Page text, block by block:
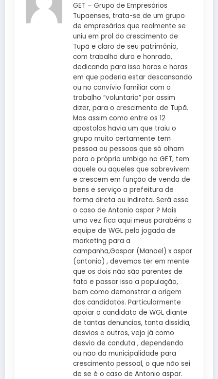
GET – Grupo de Empresários
Tupaenses, trata-se de um grupo
de empresários que realmente se
uniu em prol do crescimento de
Tupã e claro de seu patrimônio,
com trabalho duro e honrado,
dedicando para isso horas e horas
em que poderia estar descansando
ou no convívio familiar com o
trabalho “voluntario” por assim
dizer, para o crescimento de Tupã.
Mas assim como entre os 12
apostolos havia um que traiu o
grupo muito certamente tem
pessoa ou pessoas que só olham
para o próprio umbigo no GET, tem
aquele ou aqueles que sobrevivem
e crescem em função de venda de
bens e serviço a prefeitura de
forma direta ou indireta. Será esse
o caso de Antonio aspar ? Mais
uma vez fica aqui meus parabéns a
equipe de WGL pela jogada de
marketing para a
campanha,Gaspar (Manoel) x aspar
(antonio) , devemos ter em mente
que os dois não são parentes de
fato e passar isso a população,
bem como demonstrar a origem
dos candidatos. Particularmente
apoiar o candidato de WGL diante
de tantas denuncias, tanta dissidia,
desvios e outros, vejo já como
desvio de conduta , dependendo
ou não da municipalidade para
crescimento pessoal, o que não sei
de se é o caso de Antonio aspar.